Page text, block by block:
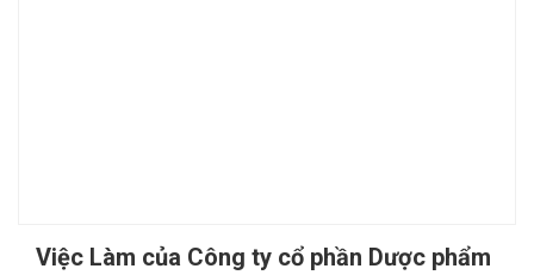
Việc Làm của Công ty cổ phần Dược phẩm